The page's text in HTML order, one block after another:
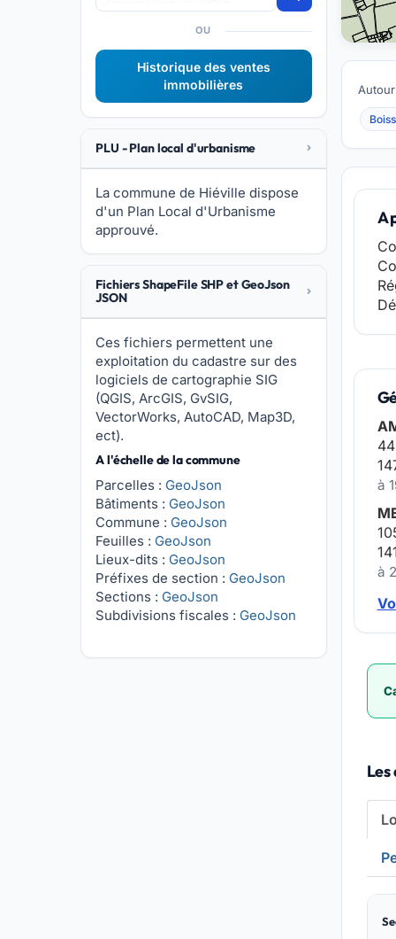
OU
Historique des ventes
immobilières
PLU - Plan local d'urbanisme
La commune de Hiéville dispose
d'un Plan Local d'Urbanisme
approuvé.
Fichiers ShapeFile SHP et GeoJson
JSON
Ces fichiers permettent une
exploitation du cadastre sur des
logiciels de cartographie SIG
(QGIS, ArcGIS, GvSIG,
VectorWorks, AutoCAD, Map3D,
ect).
A l'échelle de la commune
Parcelles : GeoJson
Bâtiments : GeoJson
Commune : GeoJson
Feuilles : GeoJson
Lieux-dits : GeoJson
Préfixes de section : GeoJson
Sections : GeoJson
Subdivisions fiscales : GeoJson
A
à
à